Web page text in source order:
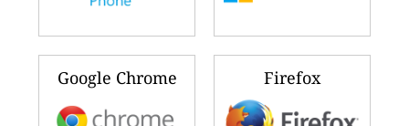
Google Chrome Firefox